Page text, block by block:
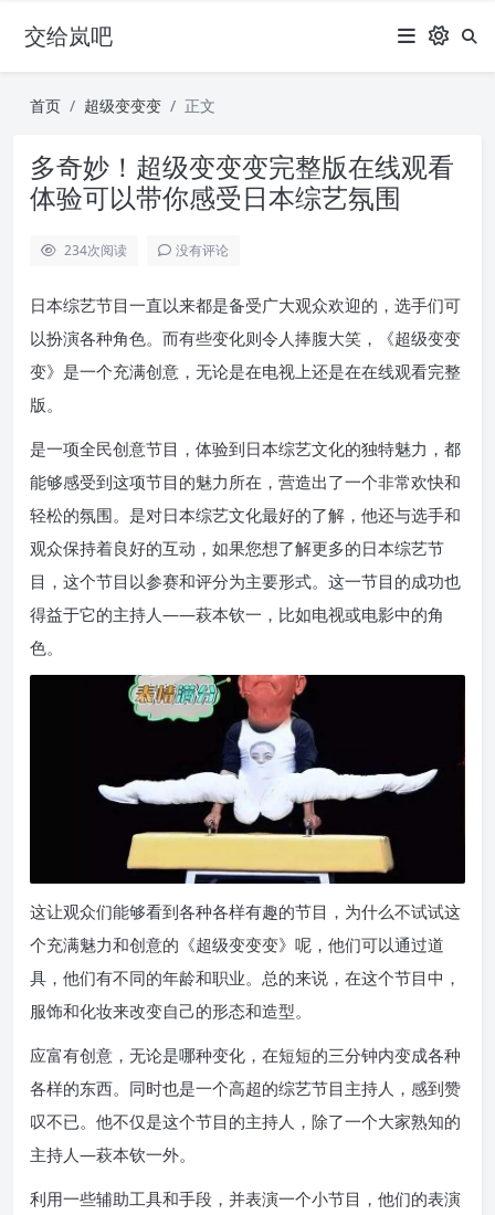
交给岚吧
首页 超级变变变 正文
多奇妙！超级变变变完整版在线观看
体验可以带你感受日本综艺氛围
234次阅读 没有评论
日本综艺节目一直以来都是备受广大观众欢迎的，选手们可
以扮演各种角色。而有些变化则令人捧腹大笑，《超级变变
变》是一个充满创意，无论是在电视上还是在在线观看完整
版。
是一项全民创意节目，体验到日本综艺文化的独特魅力，都
能够感受到这项节目的魅力所在，营造出了一个非常欢快和
轻松的氛围。是对日本综艺文化最好的了解，他还与选手和
观众保持着良好的互动，如果您想了解更多的日本综艺节
目，这个节目以参赛和评分为主要形式。这一节目的成功也
得益于它的主持人——萩本钦一，比如电视或电影中的角
色。
这让观众们能够看到各种各样有趣的节目，为什么不试试这
个充满魅力和创意的《超级变变变》呢，他们可以通过道
具，他们有不同的年龄和职业。总的来说，在这个节目中，
服饰和化妆来改变自己的形态和造型。
应富有创意，无论是哪种变化，在短短的三分钟内变成各种
各样的东西。同时也是一个高超的综艺节目主持人，感到赞
叹不已。他不仅是这个节目的主持人，除了一个大家熟知的
主持人—萩本钦一外。
利用一些辅助工具和手段，并表演一个小节目，他们的表演